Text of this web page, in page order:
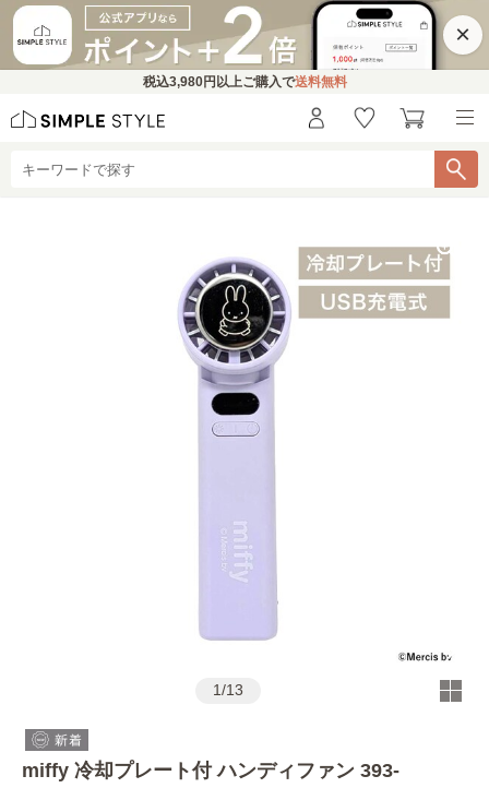
×
税込3,980円 以上ご購入で送料無料
1/13
miffy 冷却プレート付 ハンディファン 393-